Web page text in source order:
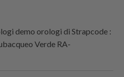
demo orologi diStrapcode :
Verde RA-